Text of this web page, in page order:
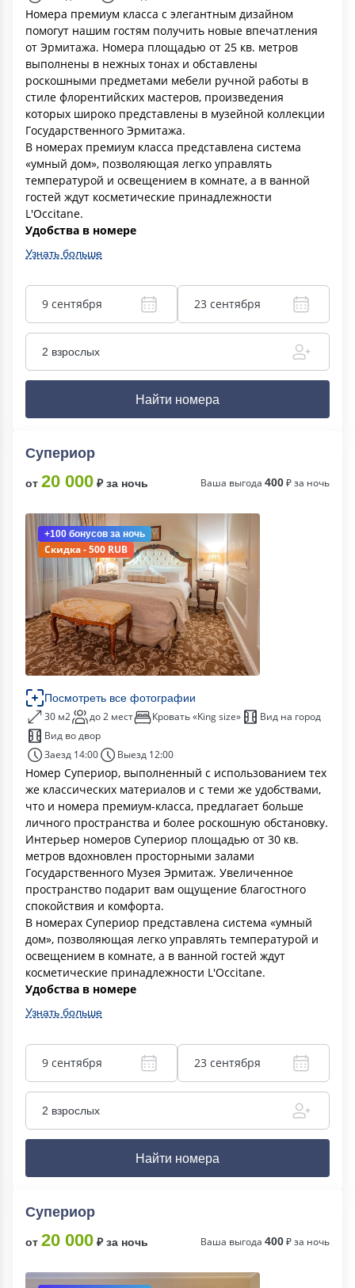
Номера премиум класса с элегантным дизайном
помогут нашим гостям получить новые впечатления
от Эрмитажа. Номера площадью от 25 кв. метров
выполнены в нежных тонах и обставлены
роскошными предметами мебели ручной работы в
стиле флорентийских мастеров, произведения
которых широко представлены в музейной коллекции
Государственного Эрмитажа.
В номерах премиум класса представлена система
«умный дом», позволяющая легко управлять
температурой и освещением в комнате, а в ванной
гостей ждут косметические принадлежности
L'Occitane.
Удобства в номере
Узнать больше
9 сентября 23 сентября
2 взрослых
Найти номера
Супериор
от 20 000 ₽ за ночь Ваша выгода 400₽ за ночь
+100 бонусов за ночь
Скидка - 500 RUB
Посмотреть все фотографии
30 м2 до 2 мест Кровать «King size»
Вид на город
Вид во двор
Заезд 14:00
Выезд 12:00
Номер Супериор, выполненный с использованием тех
же классических материалов и с теми же удобствами,
что и номера премиум-класса, предлагает больше
личного пространства и более роскошную обстановку.
Интерьер номеров Супериор площадью от 30 кв.
метров вдохновлен просторными залами
Государственного Музея Эрмитаж. Увеличенное
пространство подарит вам ощущение благостного
спокойствия и комфорта.
В номерах Супериор представлена система «умный
дом», позволяющая легко управлять температурой и
освещением в комнате, а в ванной гостей ждут
косметические принадлежности L'Occitane.
Удобства в номере
Узнать больше
9 сентября 23 сентября
2 взрослых
Найти номера
Супериор
от 20 000 ₽ за ночь Ваша выгода 400₽ за ночь